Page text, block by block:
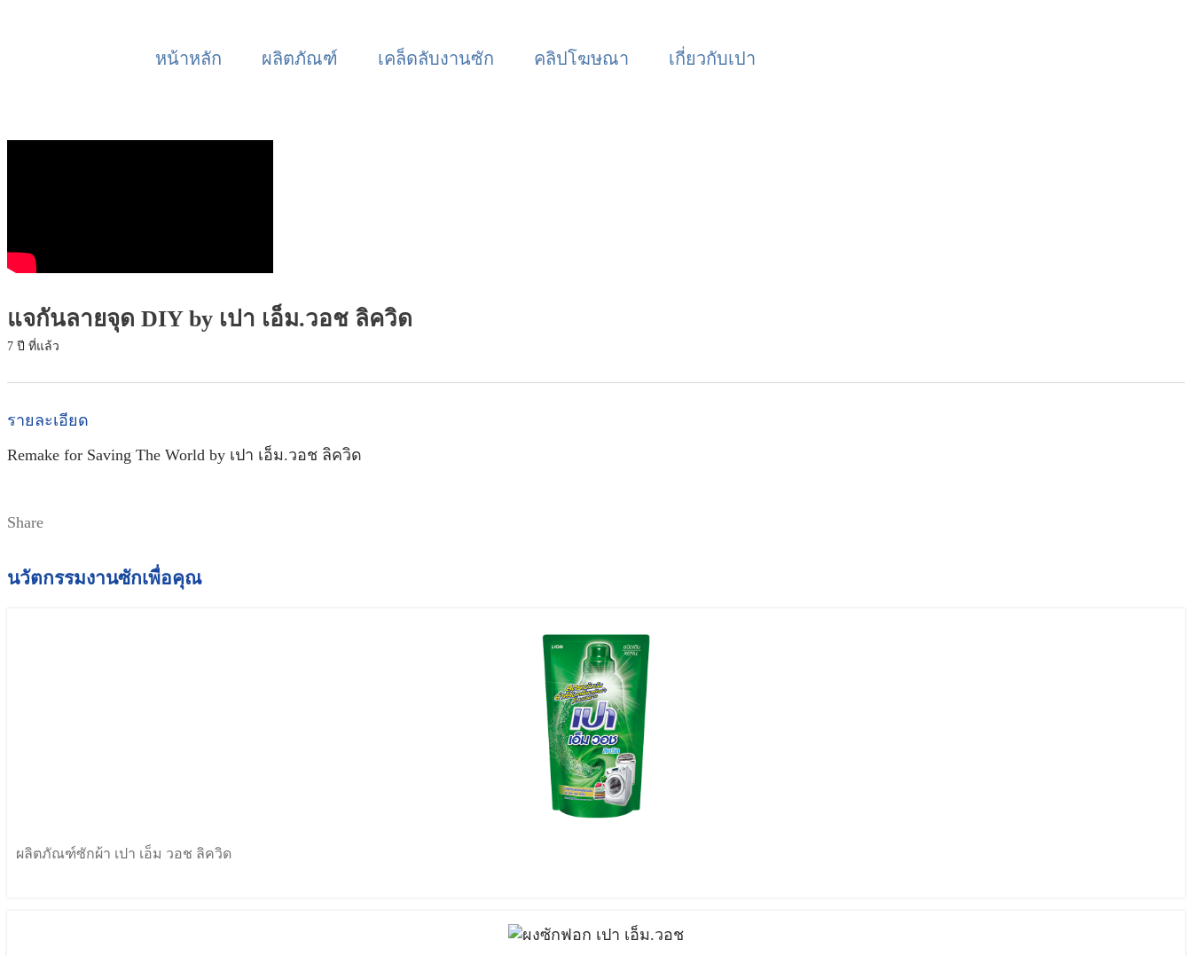
หน้าหลัก ผลิตภัณฑ์ เคล็ดลับงานซัก คลิปโฆษณา เกี่ยวกับเปา
แจกันลายจุด DIY by เปา เอ็ม.วอช ลิควิด
7 ปี ที่แล้ว
รายละเอียด
Remake for Saving The World by เปา เอ็ม.วอช ลิควิด
Share
นวัตกรรมงานซักเพื่อคุณ
ผลิตภัณฑ์ซักผ้า เปา เอ็ม วอช ลิควิด